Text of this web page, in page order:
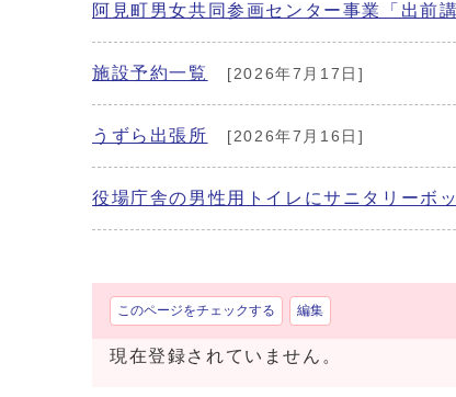
阿見町男女共同参画センター事業「出前
施設予約一覧 [2026年7月17日]
うずら出張所 [2026年7月16日]
役場庁舎の男性用トイレにサニタリーボ
このページをチェックする 編集
現在登録されていません。